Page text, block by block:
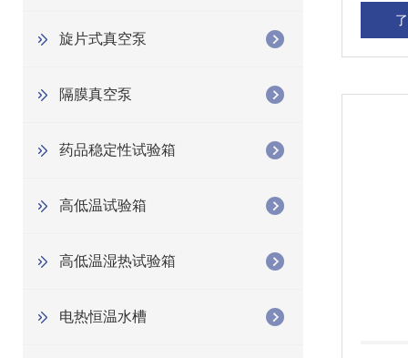
旋片式真空泵
隔膜真空泵
药品稳定性试验箱
高低温试验箱
高低温湿热试验箱
电热恒温水槽